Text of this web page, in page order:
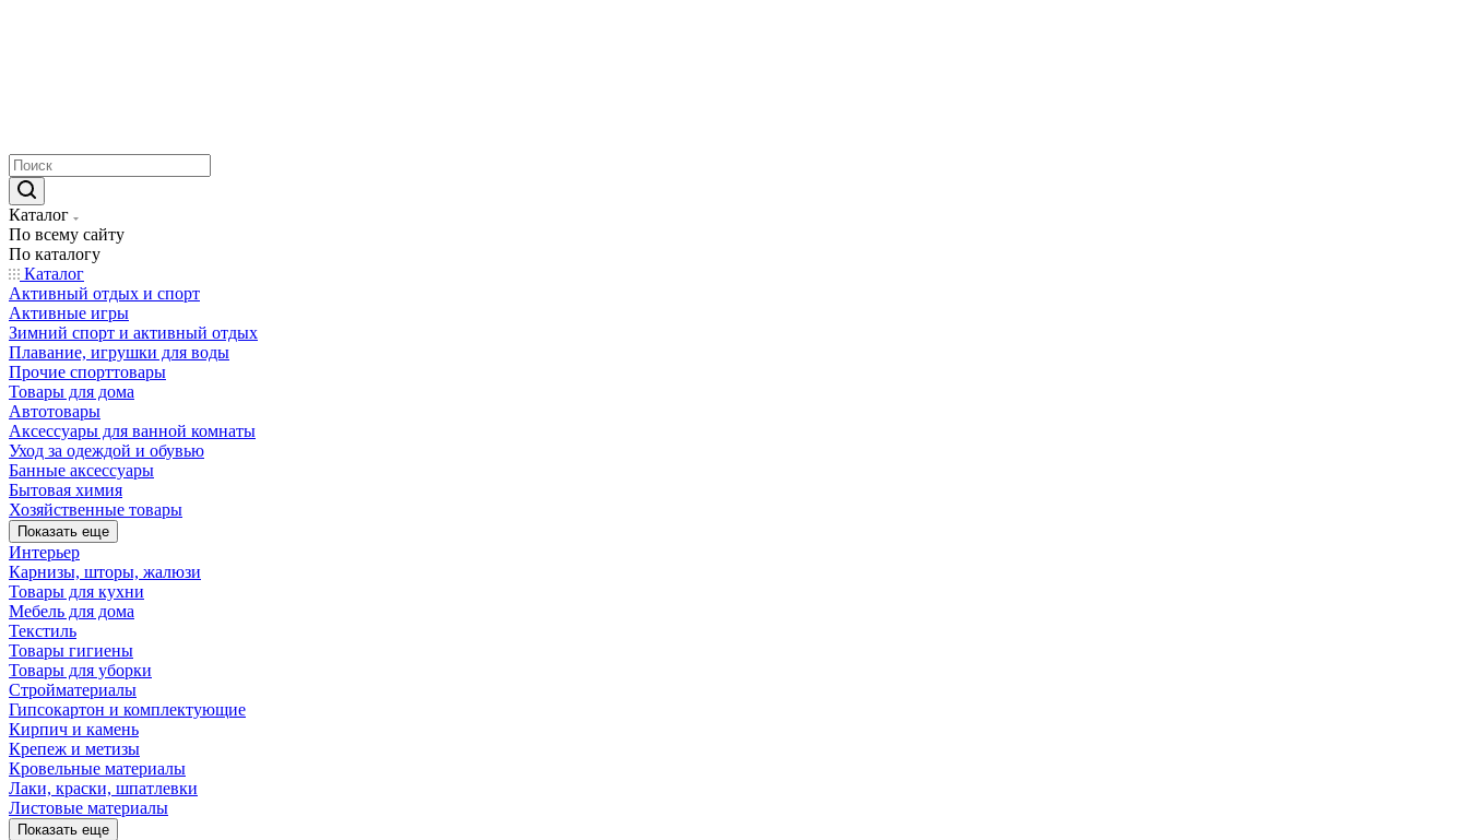
Каталог
По всему сайту
По каталогу
Каталог
Активный отдых и спорт
Активные игры
Зимний спорт и активный отдых
Плавание, игрушки для воды
Прочие спорттовары
Товары для дома
Автотовары
Аксессуары для ванной комнаты
Уход за одеждой и обувью
Банные аксессуары
Бытовая химия
Хозяйственные товары
Показать еще
Интерьер
Карнизы, шторы, жалюзи
Товары для кухни
Мебель для дома
Текстиль
Товары гигиены
Товары для уборки
Стройматериалы
Гипсокартон и комплектующие
Кирпич и камень
Крепеж и метизы
Кровельные материалы
Лаки, краски, шпатлевки
Листовые материалы
Показать еще